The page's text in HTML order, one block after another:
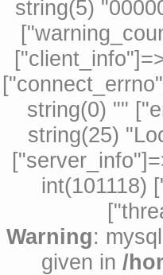
string(5)
string(0) ""
string(25)
int(101118)
Warning:
given in /